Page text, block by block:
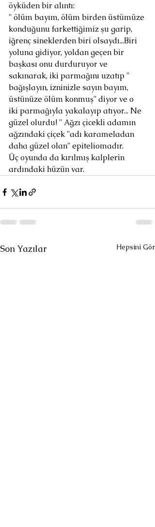
öyküden bir alıntı:
'' ölüm bayım, ölüm birden üstümüze
konduğunu farkettiğimiz şu garip,
iğrenç sineklerden biri olsaydı...Biri
yoluna gidiyor, yoldan geçen bir
başkası onu durduruyor ve
sakınarak, iki parmağını uzatıp ''
bağışlayın, izninizle sayın bayım,
üstünüze ölüm konmuş'' diyor ve o
iki parmağıyla yakalayıp atıyor... Ne
güzel olurdu! '' Ağzı çicekli adamın
ağzındaki çiçek ''adı karameladan
daha güzel olan'' epiteliomadır.
Üç oyunda da kırılmış kalplerin
ardındaki hüzün var.
Son Yazılar Hepsini Gör